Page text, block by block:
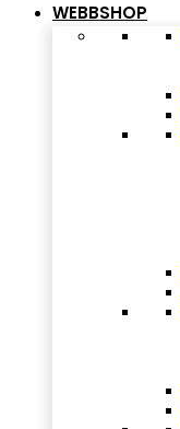
WEBBSHOP